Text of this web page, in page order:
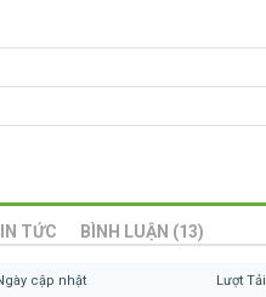
TỨC BÌNH LUẬN (13)
cập nhật Lượt Tải